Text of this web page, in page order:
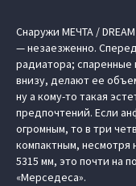
Снаружи МЕЧТА /
— незаезженно.
радиатора; спаренные
внизу, делают ее
ну а кому-то такая
предпочтений. Если
огромным, то в три
компактным, несмотря
5315 мм, это почти на
«Мерседеса».